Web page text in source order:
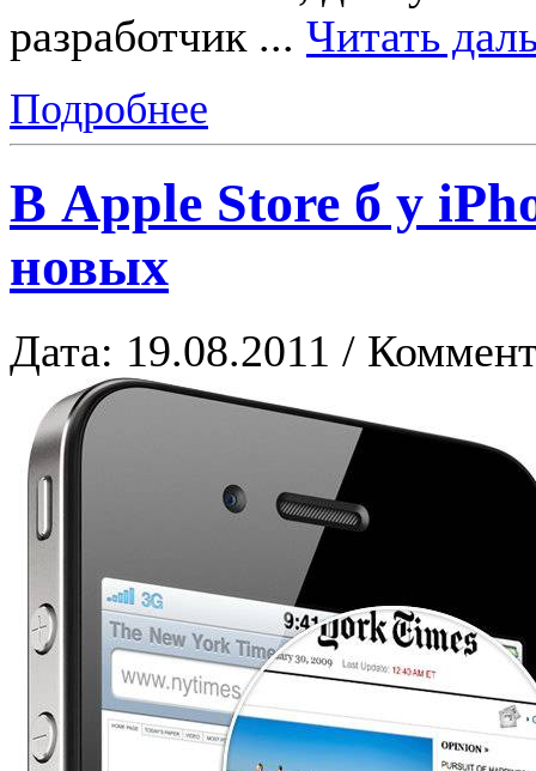
разработчик ... Читать
Подробнее
В Apple Store б у
новых
Дата: 19.08.2011 /